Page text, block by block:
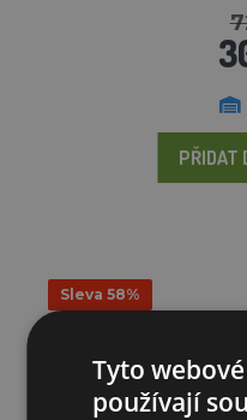
PŘIDAT
Sleva 58%
Tyto
používají